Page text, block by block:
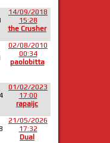
14/09/2018
15:28
the Crusher
02/08/2010
00:34
paolobitta
01/02/2023
17:00
rapaijc
21/05/2026
17:32
Dual